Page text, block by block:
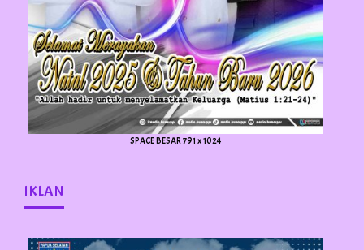
SPACE BESAR 791 x 1024
IKLAN